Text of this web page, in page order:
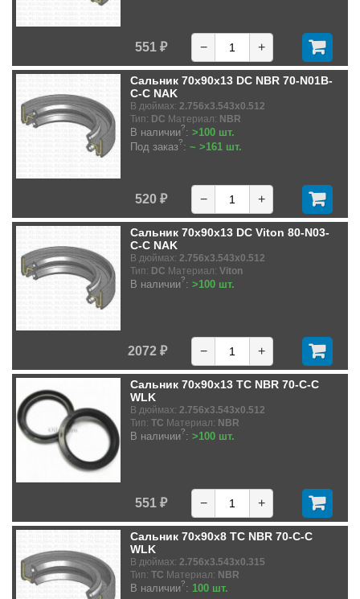
551 ₽ − +
Сальник 70x90x13 DC NBR 70-N01B-
C-C NAK
В дюймах: 2.756x3.543x0.512
Тип: DC Материал: NBR
В наличии?: >100 шт.
Под заказ?: ~ >161 шт.
520 ₽ − +
Сальник 70x90x13 DC Viton 80-N03-
C-C NAK
В дюймах: 2.756x3.543x0.512
Тип: DC Материал: Viton
В наличии?: >100 шт.
2072 ₽ − +
Сальник 70x90x13 TC NBR 70-C-C
WLK
В дюймах: 2.756x3.543x0.512
Тип: TC Материал: NBR
В наличии?: >100 шт.
551 ₽ − +
Сальник 70x90x8 TC NBR 70-C-C
WLK
В дюймах: 2.756x3.543x0.315
Тип: TC Материал: NBR
В наличии?: 100 шт.